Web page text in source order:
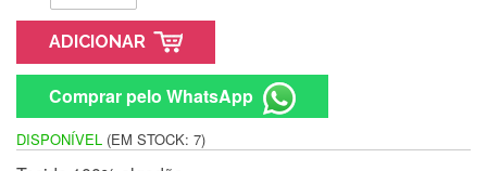
ADICIONAR
Comprar pelo WhatsApp
DISPONÍVEL (EM STOCK: 7)